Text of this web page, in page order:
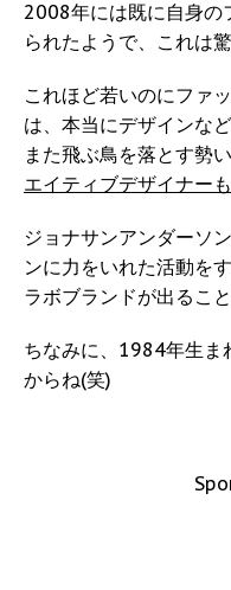
2008年には既に自身の
られたようで、これは
これほど若いのにファ
は、本当にデザインな
また飛ぶ鳥を落とす勢い
エイティブデザイナー
ジョナサンアンダーソ
ンに力をいれた活動を
ラボブランドが出るこ
ちなみに、1984年生ま
からね(笑)